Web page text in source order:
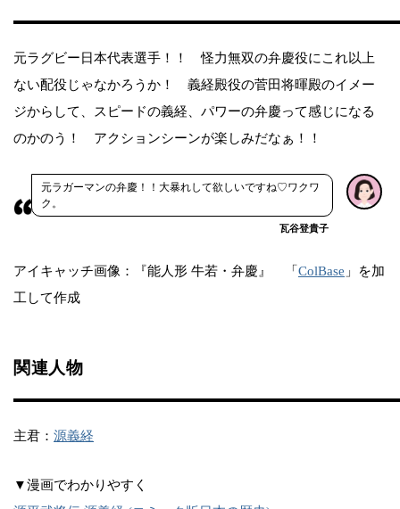
元ラグビー日本代表選手！！ 怪力無双の弁慶役にこれ以上
ない配役じゃなかろうか！ 義経殿役の菅田将暉殿のイメー
ジからして、スピードの義経、パワーの弁慶って感じになる
のかのう！ アクションシーンが楽しみだなぁ！！
元ラガーマンの弁慶！！大暴れして欲しいですね♡ワクワ
ク。
瓦谷登貴子
アイキャッチ画像：『能人形 牛若・弁慶』 「ColBase 」を加
工して作成
関連人物
主君： 源義経
▼漫画でわかりやすく